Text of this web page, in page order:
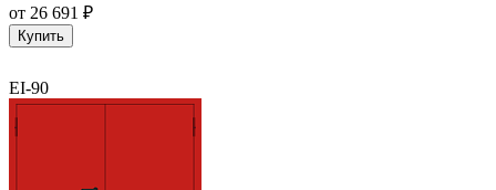
от 26 691 ₽
Купить
EI-90